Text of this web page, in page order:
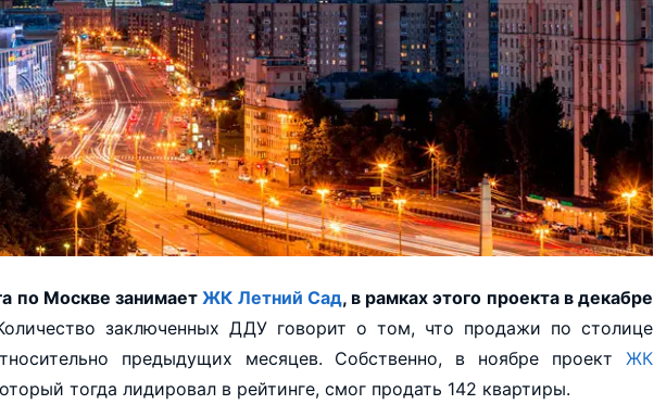
по Москве занимаетЖК Летний Сад, в рамках этого проекта в декабре
заключенных ДДУ говорит о том, что продажи по столице
предыдущих месяцев. Собственно, в ноябре проект ЖК
тогда лидировал в рейтинге, смог продать 142 квартиры.